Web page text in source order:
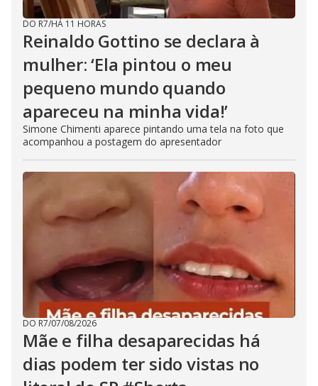
DO R7/HÁ 11 HORAS
Reinaldo Gottino se declara à
mulher: ‘Ela pintou o meu
pequeno mundo quando
apareceu na minha vida!’
Simone Chimenti aparece pintando uma tela na foto que
acompanhou a postagem do apresentador
DO R7/07/08/2026
Mãe e filha desaparecidas há
dias podem ter sido vistas no